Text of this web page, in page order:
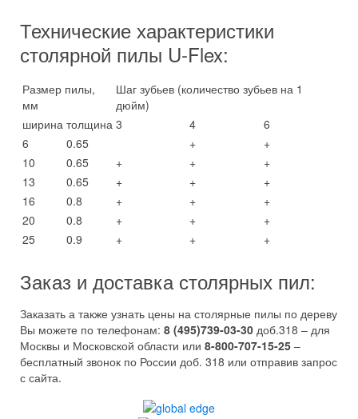
Технические характеристики
столярной пилы U-Flex:
Размер пилы,
мм
Шаг зубьев (количество зубьев на 1
дюйм)
ширина толщина 3 4
6
6
0.65 +
+
10
0.65 + +
+
13
0.65 + +
+
16
0.8 + +
+
20
0.8 + +
+
25
0.9 + + +
Заказ и доставка столярных пил:
Заказать а также узнать цены на столярные пилы по дереву
Вы можете по телефонам: 8 (495)739-03-30 доб.318 – для
Москвы и Московской области или 8-800-707-15-25 –
бесплатный звонок по России доб. 318 или отправив запрос
с сайта.